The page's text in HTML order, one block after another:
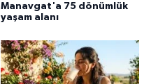
Manavgat'a 75 dönümlük
yaşam alanı